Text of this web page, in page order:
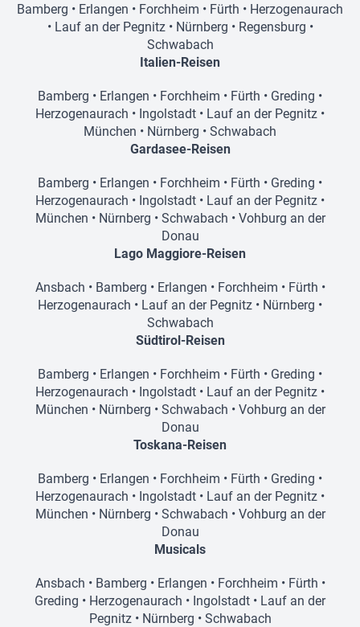
Bamberg • Erlangen • Forchheim • Fürth • Herzogenaurach
• Lauf an der Pegnitz• Nürnberg • Regensburg •
Schwabach
Italien-Reisen
Bamberg • Erlangen • Forchheim • Fürth • Greding •
Herzogenaurach • Ingolstadt • Lauf an der Pegnitz •
München • Nürnberg • Schwabach
Gardasee-Reisen
Bamberg • Erlangen • Forchheim • Fürth • Greding •
Herzogenaurach • Ingolstadt • Lauf an der Pegnitz •
München • Nürnberg • Schwabach • Vohburg an der
Donau
Lago Maggiore-Reisen
Ansbach • Bamberg • Erlangen • Forchheim • Fürth •
Herzogenaurach • Lauf an der Pegnitz • Nürnberg •
Schwabach
Südtirol-Reisen
Bamberg • Erlangen • Forchheim • Fürth • Greding •
Herzogenaurach • Ingolstadt • Lauf an der Pegnitz •
München • Nürnberg • Schwabach • Vohburg an der
Donau
Toskana-Reisen
Bamberg • Erlangen • Forchheim • Fürth • Greding •
Herzogenaurach • Ingolstadt • Lauf an der Pegnitz •
München • Nürnberg • Schwabach • Vohburg an der
Donau
Musicals
Ansbach • Bamberg • Erlangen • Forchheim • Fürth •
Greding • Herzogenaurach • Ingolstadt • Lauf an der
Pegnitz• Nürnberg • Schwabach